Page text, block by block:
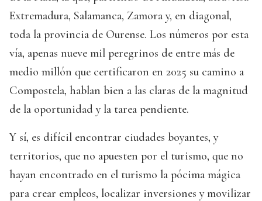
Extremadura, Salamanca, Zamora y, en diagonal,
toda la provincia de Ourense. Los números por esta
vía, apenas nueve mil peregrinos de entre más de
medio millón que certificaron en 2025 su camino a
Compostela, hablan bien a las claras de la magnitud
de la oportunidad y la tarea pendiente.
Y sí, es difícil encontrar ciudades boyantes, y
territorios, que no apuesten por el turismo, que no
hayan encontrado en el turismo la pócima mágica
para crear empleos, localizar inversiones y movilizar